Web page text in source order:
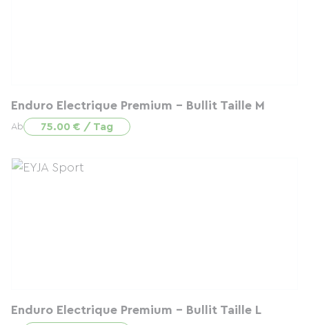
Enduro Electrique Premium - Bullit Taille M
Ab 75.00 € / Tag
Enduro Electrique Premium - Bullit Taille L